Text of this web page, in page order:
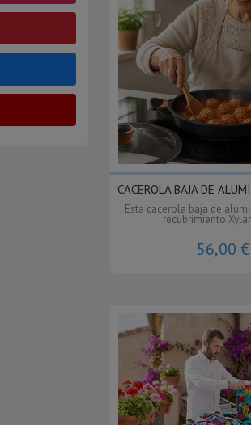
CACEROLA BAJA DE
Esta cacerola baja de
recubrimiento
56,00 €